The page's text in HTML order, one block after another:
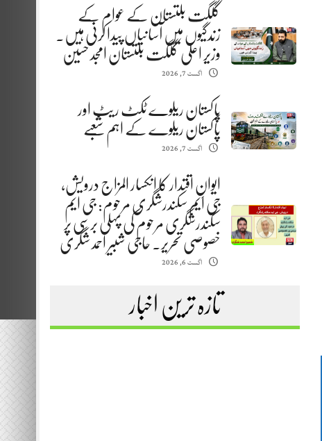
گلگت بلتستان کے عوام کے
زندگیوں میں آسانیاں پیدا کرنی ہیں.
وزیر اعلیٰ گلگت بلتستان امجد حسین
اگست 7, 2026
پاکستان ریلوے ٹکٹ ریٹ اور
پاکستان ریلوے کے اہم شعبے
اگست 7, 2026
ایوانِ اقتدار کا انکسار المزاج درویش،
جی ایم سکندرشگری مرحوم: جی ایم
سکندرشگری مرحوم کی پہلی برسی پر
خصوصی تحریر. حاجی شبیر احمد شگری
اگست 6, 2026
تازہ ترین اخبار